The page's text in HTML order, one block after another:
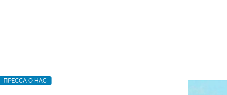
ПРЕССА О НАС